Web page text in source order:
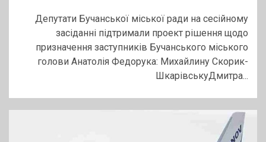
Депутати Бучанської міської ради на сесійному
засіданні підтримали проект рішення щодо
призначення заступників Бучанського міського
голови Анатолія Федорука: Михайлину Скорик-
ШкарівськуДмитра...